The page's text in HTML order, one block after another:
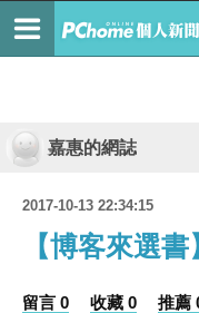
嘉惠的網誌
2017-10-13 22:34:15
【博客來選
留言 0 收藏 0 推薦